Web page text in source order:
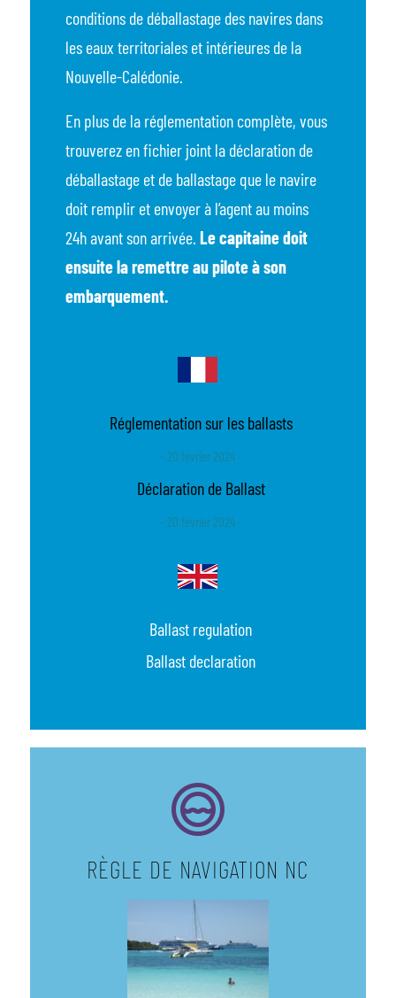
conditions de déballastage des navires dans
les eaux territoriales et intérieures de la
Nouvelle-Calédonie.
En plus de la réglementation complète, vous
trouverez en fichier joint la déclaration de
déballastage et de ballastage que le navire
doit remplir et envoyer à l’agent au moins
24h avant son arrivée. Le capitaine doit
ensuite la remettre au pilote à son
embarquement.
Réglementation sur les ballasts
- 20 février 2024 -
Déclaration de Ballast
- 20 février 2024 -
Ballast regulation
Ballast declaration
RÈGLE DE NAVIGATION NC